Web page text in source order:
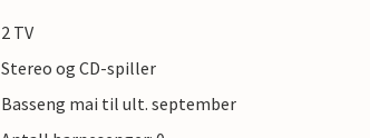
2 TV
Stereo og CD-spiller
Basseng mai til ult. september